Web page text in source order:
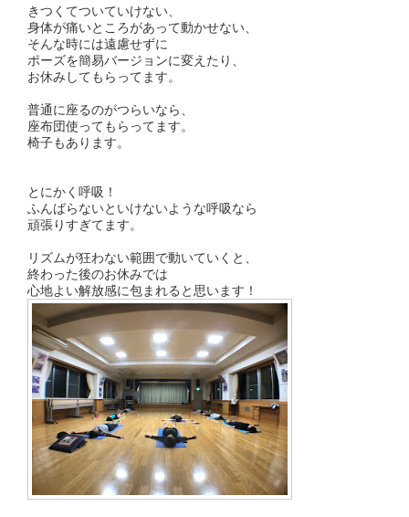
きつくてついていけない、
身体が痛いところがあって動かせない、
そんな時には遠慮せずに
ポーズを簡易バージョンに変えたり、
お休みしてもらってます。
普通に座るのがつらいなら、
座布団使ってもらってます。
椅子もあります。
とにかく呼吸！
ふんばらないといけないような呼吸なら
頑張りすぎてます。
リズムが狂わない範囲で動いていくと、
終わった後のお休みでは
心地よい解放感に包まれると思います！